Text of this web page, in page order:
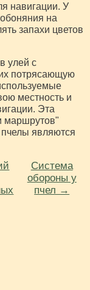
навигации. У
на
запахи цветов
улей с
потрясающую
местность и
Эта
маршрутов"
являются
Система
обороны у
пчел →